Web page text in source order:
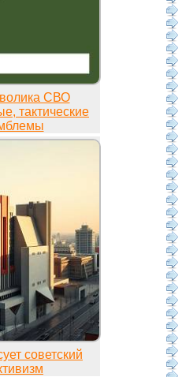
СВО
тактические
советский